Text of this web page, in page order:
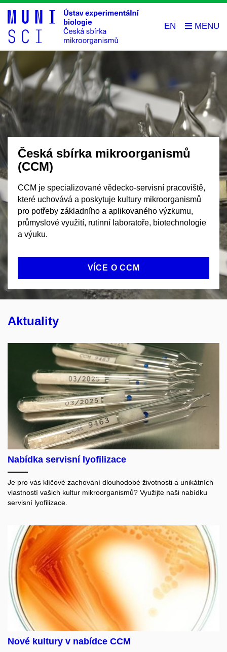
EN
Česká sbírka mikroorganismů
(CCM)
CCM je specializované vědecko-servisní pracoviště,
které uchovává a poskytuje kultury mikroorganismů
pro potřeby základního a aplikovaného výzkumu,
průmyslové využití, rutinní laboratoře, biotechnologie
a výuku.
VÍCE O CCM
Aktuality
Nabídka servisní lyofilizace
Je pro vás klíčové zachování dlouhodobé životnosti a unikátních
vlastností vašich kultur mikroorganismů? Využijte naši nabídku
servisní lyofilizace.
Nové kultury v nabídce CCM